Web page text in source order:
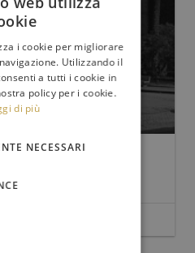
di Musica
Morgengesang am
Die Tageszeiten
i cookie per migliorare
Utilizzando il
a tutti i cookie in
policy per i cookie.
di più
NECESSARI